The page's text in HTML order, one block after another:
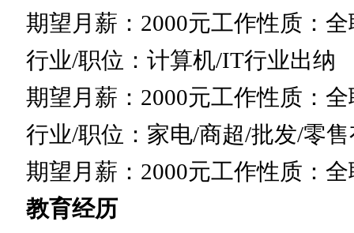
期望月薪：2000元工作性质：全
行业/职位：计算机/IT行业出纳
期望月薪：2000元工作性质：全
行业/职位：家电/商超/批发/零
期望月薪：2000元工作性质：全
教育经历